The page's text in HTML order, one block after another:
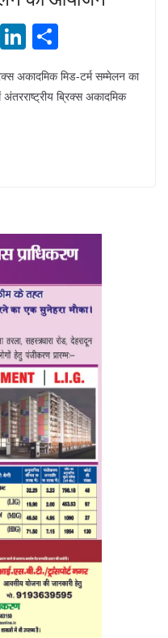
T Li
k
e
h
ar
e
अकादमिक मिड-टर्म सम्मेलन का
ब्रिक्स अकादमिक